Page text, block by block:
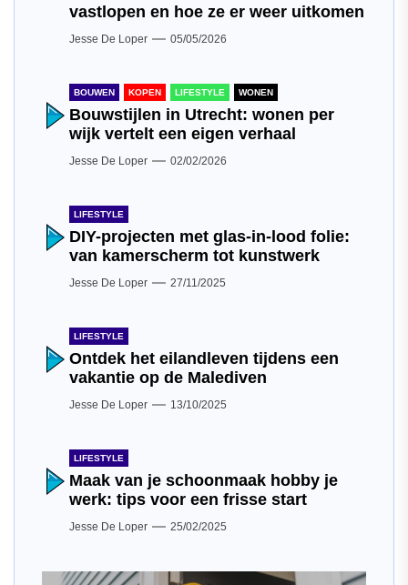
vastlopen en hoe ze er weer uitkomen
Jesse De Loper 05/05/2026
BOUWEN KOPEN LIFESTYLE WONEN
Bouwstijlen in Utrecht: wonen per
wijk vertelt een eigen verhaal
Jesse De Loper 02/02/2026
LIFESTYLE
DIY-projecten met glas-in-lood folie:
van kamerscherm tot kunstwerk
Jesse De Loper 27/11/2025
LIFESTYLE
Ontdek het eilandleven tijdens een
vakantie op de Malediven
Jesse De Loper 13/10/2025
LIFESTYLE
Maak van je schoonmaak hobby je
werk: tips voor een frisse start
Jesse De Loper 25/02/2025